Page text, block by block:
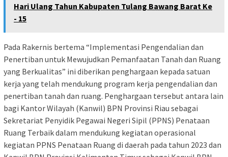
Hari Ulang Tahun Kabupaten Tulang Bawang Barat Ke
- 15
Pada Rakernis bertema “Implementasi Pengendalian dan
Penertiban untuk Mewujudkan Pemanfaatan Tanah dan Ruang
yang Berkualitas” ini diberikan penghargaan kepada satuan
kerja yang telah mendukung program kerja pengendalian dan
penertiban tanah dan ruang. Penghargaan tersebut antara lain
bagi Kantor Wilayah (Kanwil) BPN Provinsi Riau sebagai
Sekretariat Penyidik Pegawai Negeri Sipil (PPNS) Penataan
Ruang Terbaik dalam mendukung kegiatan operasional
kegiatan PPNS Penataan Ruang di daerah pada tahun 2023 dan